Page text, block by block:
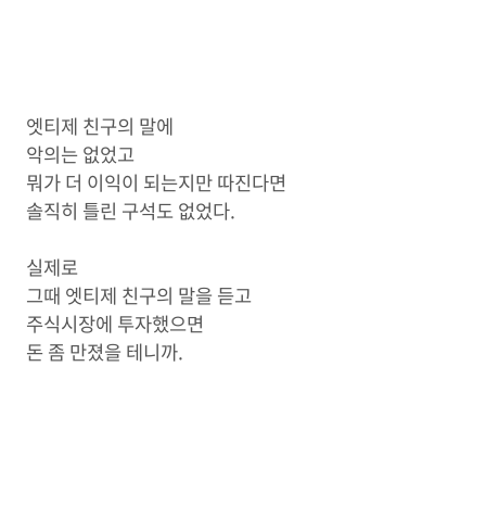
엣티제 친구의 말에
악의는 없었고
뭐가 더 이익이 되는지만 따진다면
솔직히 틀린 구석도 없었다.
실제로
그때 엣티제 친구의 말을 듣고
주식시장에 투자했으면
돈 좀 만졌을 테니까.